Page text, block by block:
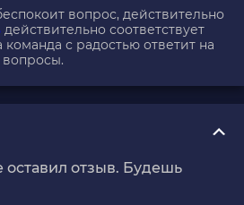
вопрос, действительно
действительно соответствует
команда с радостью ответит на
оставил отзыв. Будешь